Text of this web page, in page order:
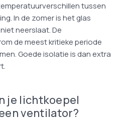
tussen
In de zomer is het glas
neerslaat. De
de meest kritieke periode
Goede isolatie is dan extra
je lichtkoepel
ventilator?